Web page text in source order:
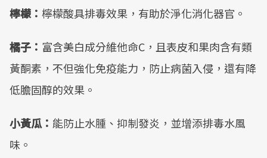
檸檬： 檸檬酸具排毒效果，有助於淨化消化器官。
橘子： 富含美白成分維他命C，且表皮和果肉含有類
黃酮素，不但強化免疫能力，防止病菌入侵，還有降
低膽固醇的效果。
小黃瓜： 能防止水腫、抑制發炎，並增添排毒水風
味。